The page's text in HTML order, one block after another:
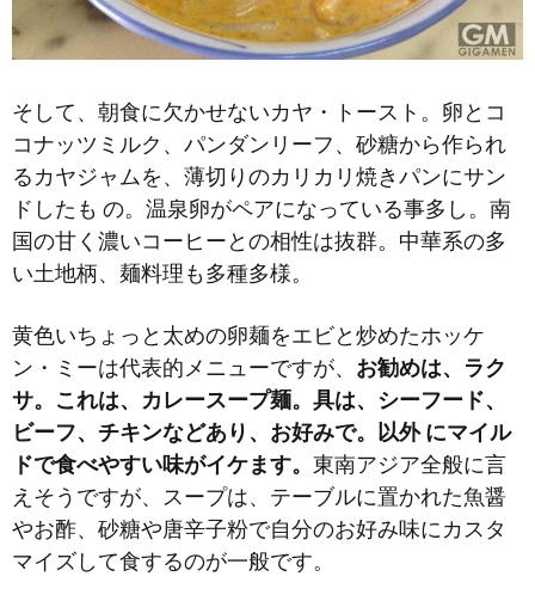
そして、朝食に欠かせないカヤ・トースト。卵とコ
コナッツミルク、パンダンリーフ、砂糖から作られ
るカヤジャムを、薄切りのカリカリ焼きパンにサン
ドしたも の。温泉卵がペアになっている事多し。南
国の甘く濃いコーヒーとの相性は抜群。中華系の多
い土地柄、麺料理も多種多様。
黄色いちょっと太めの卵麺をエビと炒めたホッケ
ン・ミーは代表的メニューですが、 お勧めは、ラク
サ。これは、カレースープ麺。具は、シーフード、
ビーフ、チキンなどあり、お好みで。以外 にマイル
ドで食べやすい味がイケます。 東南アジア全般に言
えそうですが、スープは、テーブルに置かれた魚醤
やお酢、砂糖や唐辛子粉で自分のお好み味にカスタ
マイズして食するのが一般です。